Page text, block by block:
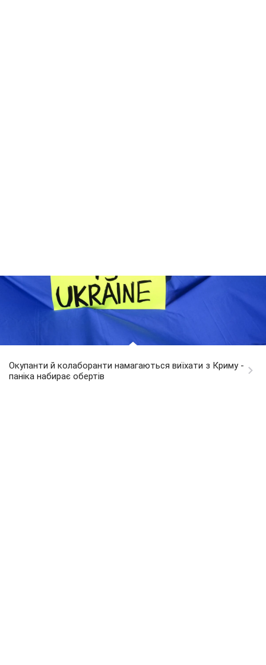
Окупанти й колаборанти намагаються виїхати з Криму -
паніка набирає обертів